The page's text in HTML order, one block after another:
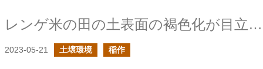
レンゲ米の田の土表面の褐色化が目立つ
2023-05-21 土壌環境 稲作